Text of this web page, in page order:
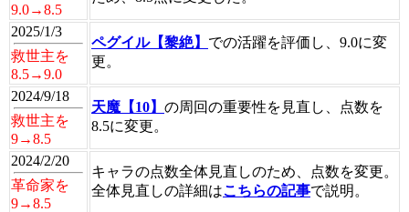
9.0→8.5
2025/1/3
救世主を
8.5→9.0
ペグイル【黎絶】 での活躍を評価し、9.0に変
更。
2024/9/18
救世主を
9→8.5
天魔【10】 の周回の重要性を見直し、点数を
8.5に変更。
2024/2/20
革命家を
9→8.5
キャラの点数全体見直しのため、点数を変更。
全体見直しの詳細はこちらの記事で説明。